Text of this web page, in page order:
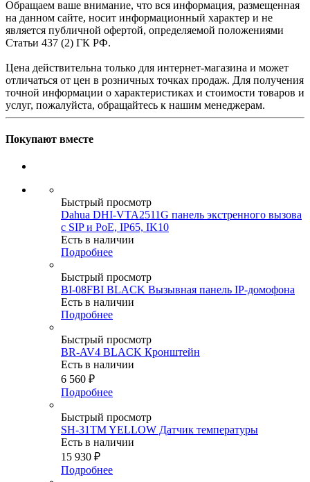
Обращаем ваше внимание, что вся информация, размещенная
на данном сайте, носит информационный характер и не
является публичной офертой, определяемой положениями
Статьи 437 (2) ГК РФ.
Цена действительна только для интернет-магазина и может
отличаться от цен в розничных точках продаж. Для получения
точной информации о характеристиках и стоимости товаров и
услуг, пожалуйста, обращайтесь к нашим менеджерам.
Покупают вместе
Быстрый просмотр
Dahua DHI-VTA2511G панель экстренного вызова
с SIP и PoE, IP65, IK10
Есть в наличии
Подробнее
Быстрый просмотр
BI-08FBI BLACK Вызывная панель IP-домофона
Есть в наличии
Подробнее
Быстрый просмотр
BR-AV4 BLACK Кронштейн
Есть в наличии
6 560 ₽
Подробнее
Быстрый просмотр
SH-31TM YELLOW Датчик температуры
Есть в наличии
15 930 ₽
Подробнее